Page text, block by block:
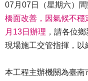
07月07日（星期六）
橋面改善，因氣候不
月13日辦理 ，請各位
現場施工交管指揮，以
本工程主辦機關為臺南